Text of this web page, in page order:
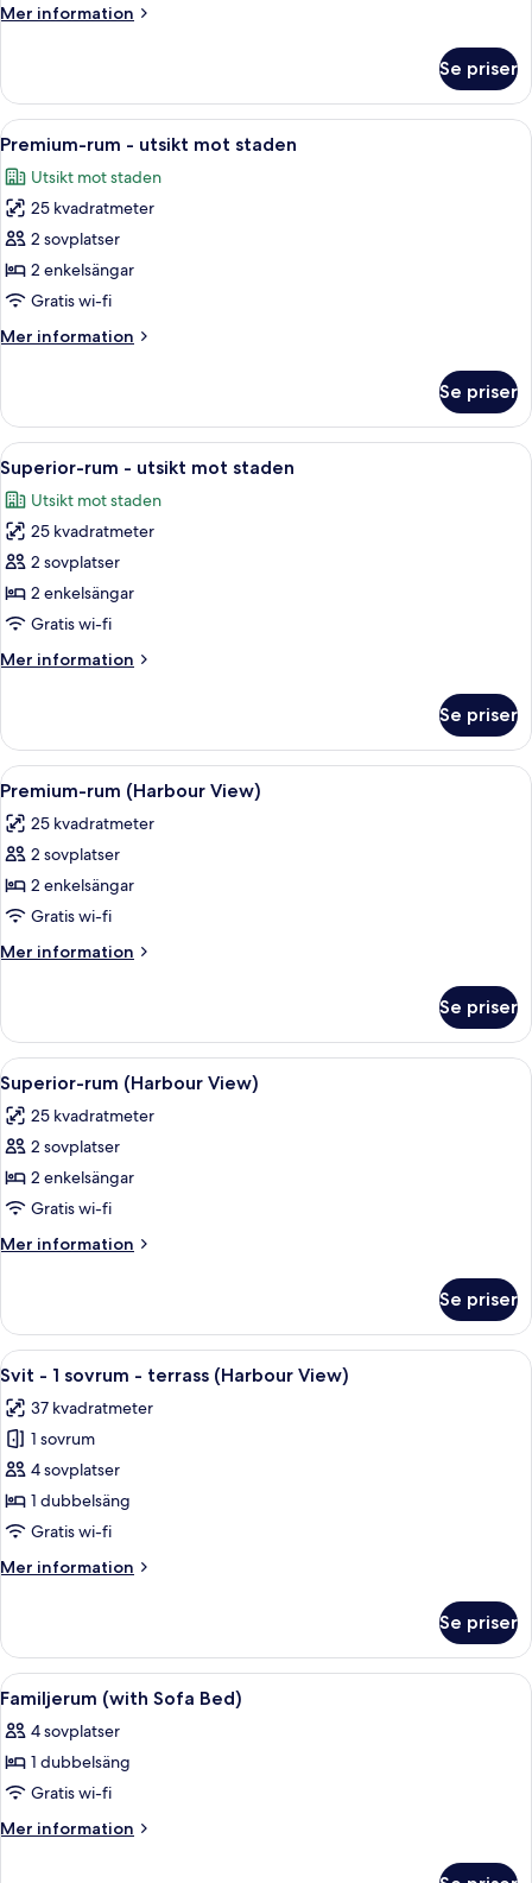
Mer information
Mer
Se priser
Öppna
alla
foton
för
Premium-
rum
-
mot
Ett hotellrum med en stor säng, en
15
Premium-rum - utsikt mot staden
Utsikt mot staden
25 kvadratmeter
2 sovplatser
2 enkelsängar
Gratis wi-fi
Mer information
Mer
rum
utsikt
mot
staden
Se priser
Öppna
alla
foton
för
Superior-
rum
-
mot
Ett hotellrum med en stor säng,
19
Superior-rum - utsikt mot staden
Utsikt mot staden
25 kvadratmeter
2 sovplatser
2 enkelsängar
Gratis wi-fi
Mer information
Mer
rum
utsikt
staden
Se priser
Öppna
alla
foton
för
Premium-
rum
(Harbour
View)
Ett hotellrum med en stor säng, en
16
Premium-rum (Harbour View)
25 kvadratmeter
2 sovplatser
2 enkelsängar
Gratis wi-fi
Mer information
Mer
rum
(Harbour
View)
Se priser
Öppna
alla
foton
för
Superior-
rum
(Harbour
View)
Ett modernt hotellrum med en stor
12
Superior-rum (Harbour View)
25 kvadratmeter
2 sovplatser
2 enkelsängar
Gratis wi-fi
Mer information
Mer
rum
(Harbour
View)
Se priser
Öppna
alla
foton
för
Svit
-
1
-
View)
En kaffemaskin med två koppar
22
Svit - 1 sovrum - terrass (Harbour View)
37 kvadratmeter
1 sovrum
4 sovplatser
1 dubbelsäng
Gratis wi-fi
Mer information
Mer
-
sovrum
terrass
(Harbour
Se priser
Öppna
alla
foton
för
Familjerum
(with
Sängtillbehör av högsta kvalitet och
7
Familjerum (with Sofa Bed)
4 sovplatser
1 dubbelsäng
Gratis wi-fi
Mer information
Mer